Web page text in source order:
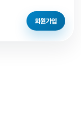
회원가입